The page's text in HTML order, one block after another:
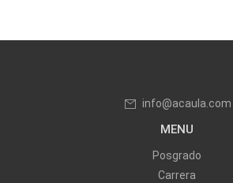
info@acaula.com
MENU
Posgrado
Carrera